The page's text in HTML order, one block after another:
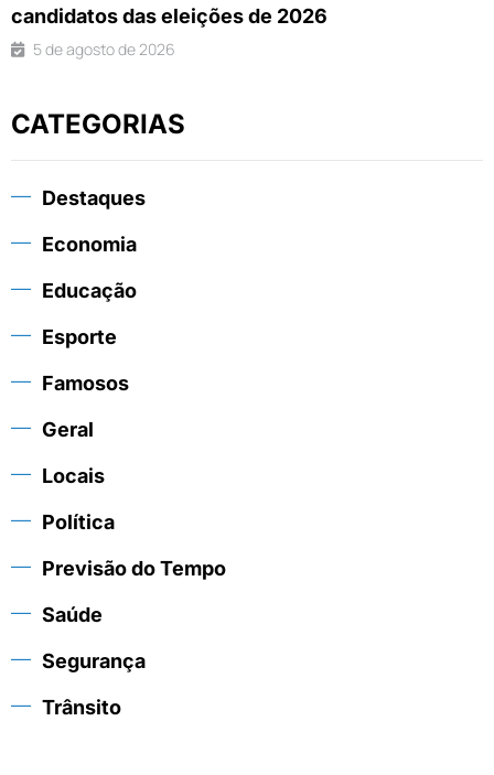
candidatos das eleições de 2026
5 de agosto de 2026
CATEGORIAS
Destaques
Economia
Educação
Esporte
Famosos
Geral
Locais
Política
Previsão do Tempo
Saúde
Segurança
Trânsito